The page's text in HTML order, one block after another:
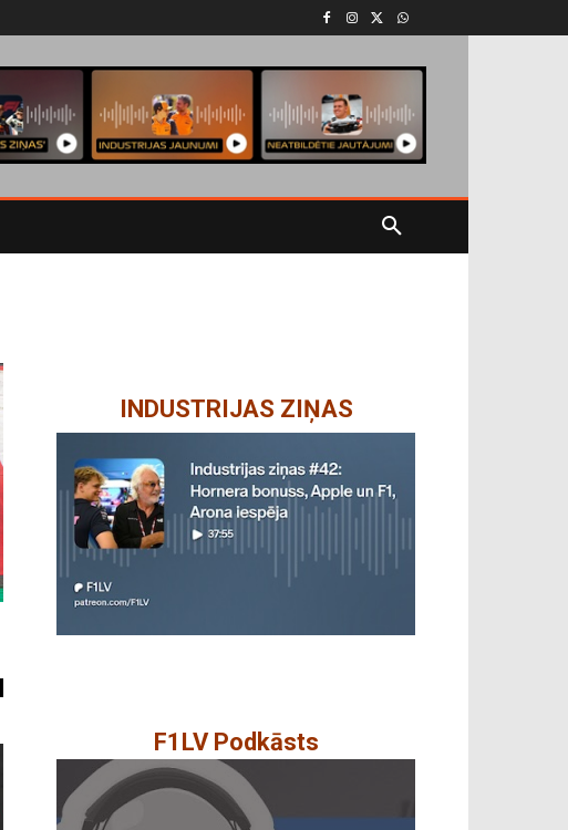
INDUSTRIJAS ZIŅAS
F1LV Podkāsts